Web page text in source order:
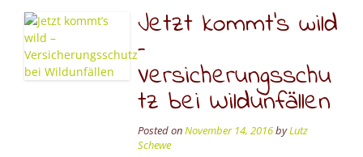
Jetzt kommt’s wild
–
Versicherungsschu
tz bei Wildunfällen
Posted onNovember 14, 2016byLutz
Schewe